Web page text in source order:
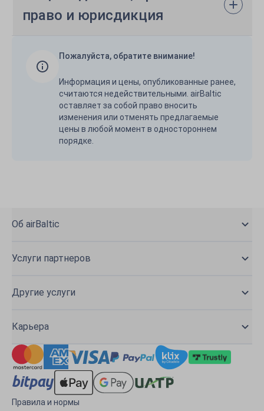
право и юрисдикция
Пожалуйста, обратите внимание!
Информация и цены, опубликованные ранее,
считаются недействительными. airBaltic
оставляет за собой право вносить
изменения или отменять предлагаемые
цены в любой момент в одностороннем
порядке.
Об airBaltic
Услуги партнеров
Другие услуги
Карьера
Правила и нормы